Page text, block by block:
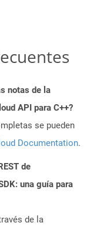
notas de la
API para C++?
se pueden
Documentation.
de
una guía para
de la